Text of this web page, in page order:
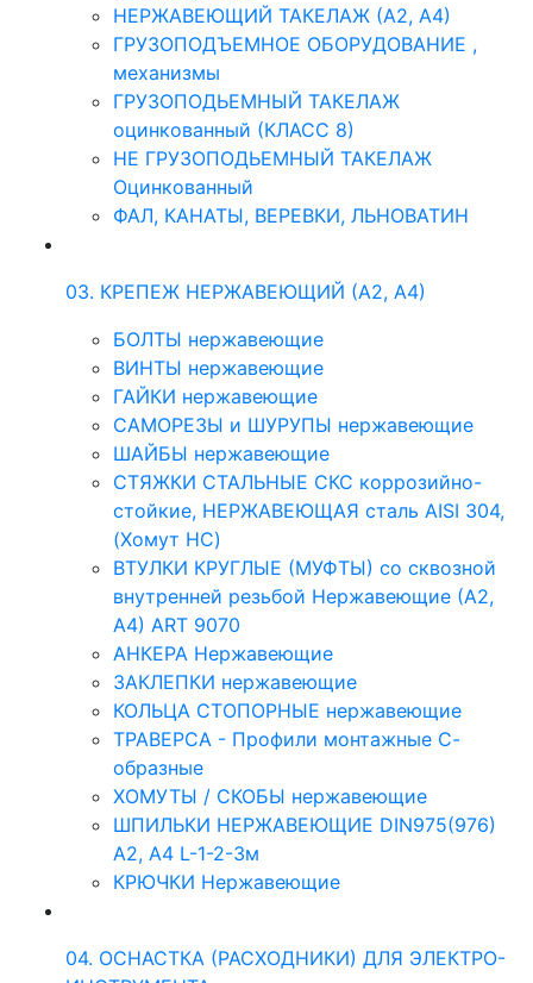
НЕРЖАВЕЮЩИЙ ТАКЕЛАЖ (А2, А4)
ГРУЗОПОДЪЕМНОЕ ОБОРУДОВАНИЕ ,
механизмы
ГРУЗОПОДЬЕМНЫЙ ТАКЕЛАЖ
оцинкованный (КЛАСС 8)
НЕ ГРУЗОПОДЬЕМНЫЙ ТАКЕЛАЖ
Оцинкованный
ФАЛ, КАНАТЫ, ВЕРЕВКИ, ЛЬНОВАТИН
03. КРЕПЕЖ НЕРЖАВЕЮЩИЙ (А2, А4)
БОЛТЫ нержавеющие
ВИНТЫ нержавеющие
ГАЙКИ нержавеющие
САМОРЕЗЫ и ШУРУПЫ нержавеющие
ШАЙБЫ нержавеющие
СТЯЖКИ СТАЛЬНЫЕ СКС коррозийно-
стойкие, НЕРЖАВЕЮЩАЯ сталь AISI 304,
(Хомут НС)
ВТУЛКИ КРУГЛЫЕ (МУФТЫ) со сквозной
внутренней резьбой Нержавеющие (А2,
А4) ART 9070
АНКЕРА Нержавеющие
ЗАКЛЕПКИ нержавеющие
КОЛЬЦА СТОПОРНЫЕ нержавеющие
ТРАВЕРСА - Профили монтажные С-
образные
ХОМУТЫ / СКОБЫ нержавеющие
ШПИЛЬКИ НЕРЖАВЕЮЩИЕ DIN975(976)
A2, А4 L-1-2-3м
КРЮЧКИ Нержавеющие
04. ОСНАСТКА (РАСХОДНИКИ) ДЛЯ ЭЛЕКТРО-